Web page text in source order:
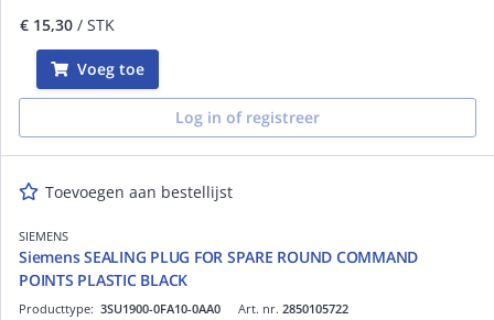
€ 15,30 / STK
Voeg toe
Log in of registreer
Toevoegen aan bestellijst
SIEMENS
Siemens SEALING PLUG FOR SPARE ROUND COMMAND
POINTS PLASTIC BLACK
Art. nr. 2850105722
Producttype: 3SU1900-0FA10-0AA0